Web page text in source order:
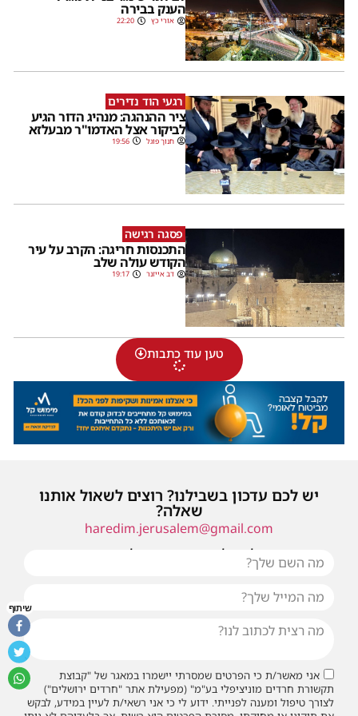
הענק בבירה
אורי כץ 22:20
רגעי הוד נדירים
ציר ההנהגה: מנהיג הדור הגיע
לביקור אצל האדמו"ר מבעלזא
חנוך פוגל 19:56
פסגה רגישה
התכנסות חריגה: הקרב על עיר
הקודש עולה שלב
דב אייזנר 19:17
טען עוד כתבות
יש לכם עדכון בשבילנו? רוצים לשאול אותנו
שאלה?
haredim.jerusalem@gmail.com
או שילחו אלינו פנייה ונחזור אליכם בהקדם
אני מאשר/ת כי הפרטים שמסרתי יישמרו במאגר של "קבוצת
תקשורת חרדים מוניציפלי בע"מ" (מפעילת אתר "חרדים ירושלים")
לצורך טיפול ומענה לפנייתי. ידוע לי כי אני רשאי/ת לעיין במידע, לבקש
שיתוף